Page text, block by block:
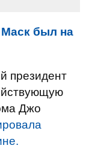
был на
президент
Джо